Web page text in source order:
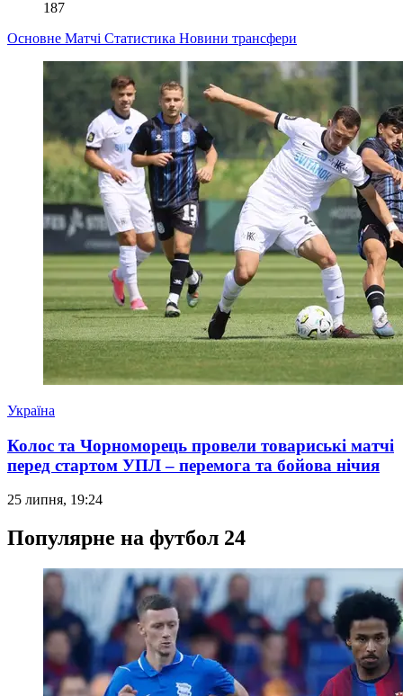
187
Основне Матчі Статистика Новини трансфери
Україна
Колос та Чорноморець провели товариські матчі
перед стартом УПЛ – перемога та бойова нічия
25 липня, 19:24
Популярне на футбол 24